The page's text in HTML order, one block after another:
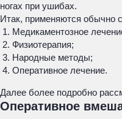
ногах при ушибах.
Итак, применяются обычно
Медикаментозное
Физиотерапия;
Народные методы;
Оперативное лечение.
Далее более подробно
Оперативное